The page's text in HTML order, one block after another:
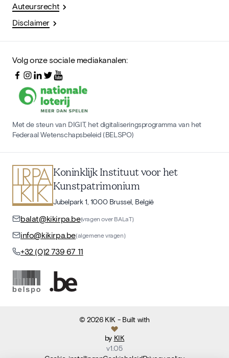
Auteursrecht
Disclaimer
Volg onze sociale mediakanalen:
Met de steun van DIGIT, het digitaliseringsprogramma van het
Federaal Wetenschapsbeleid (BELSPO)
Koninklijk Instituut voor het
Kunstpatrimonium
Jubelpark 1, 1000 Brussel, België
balat@kikirpa.be(vragen over BALaT)
info@kikirpa.be(algemene vragen)
+32 (0)2 739 67 11
©2026 KIK - Built with
by KIK
v1.05